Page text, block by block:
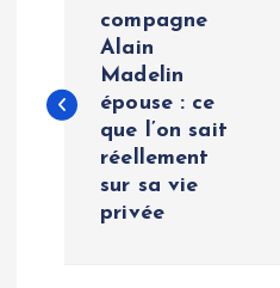
s
compagne
Alain
Madelin
épouse : ce
que l’on sait
réellement
sur sa vie
privée